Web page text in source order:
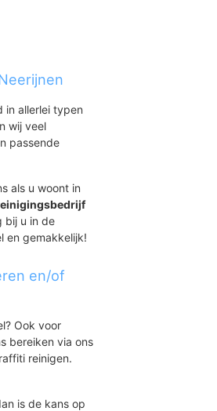
in allerlei typen
wij veel
passende
als u woont in
bij u in de
en gemakkelijk!
en/of
Ook voor
bereiken via ons
reinigen.
is de kans op